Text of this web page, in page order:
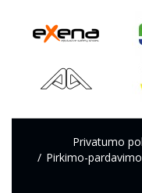
Privatumo
Pirkimo-